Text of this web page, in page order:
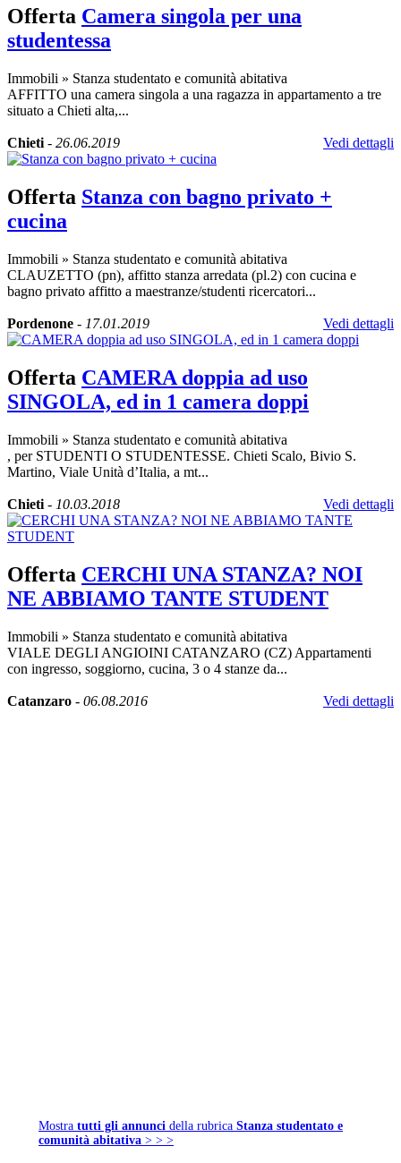
Offerta Camera singola per una
studentessa
Immobili » Stanza studentato e comunità abitativa
AFFITTO una camera singola a una ragazza in appartamento a tre
situato a Chieti alta,...
Chieti - 26.06.2019 Vedi dettagli
Offerta Stanza con bagno privato +
cucina
Immobili » Stanza studentato e comunità abitativa
CLAUZETTO (pn), affitto stanza arredata (pl.2) con cucina e
bagno privato affitto a maestranze/studenti ricercatori...
Pordenone - 17.01.2019 Vedi dettagli
Offerta CAMERA doppia ad uso
SINGOLA, ed in 1 camera doppi
Immobili » Stanza studentato e comunità abitativa
, per STUDENTI O STUDENTESSE. Chieti Scalo, Bivio S.
Martino, Viale Unità d’Italia, a mt...
Chieti - 10.03.2018 Vedi dettagli
Offerta CERCHI UNA STANZA? NOI
NE ABBIAMO TANTE STUDENT
Immobili » Stanza studentato e comunità abitativa
VIALE DEGLI ANGIOINI CATANZARO (CZ) Appartamenti
con ingresso, soggiorno, cucina, 3 o 4 stanze da...
Catanzaro - 06.08.2016 Vedi dettagli
Mostra tutti gli annunci della rubrica Stanza studentato e
comunità abitativa > > >